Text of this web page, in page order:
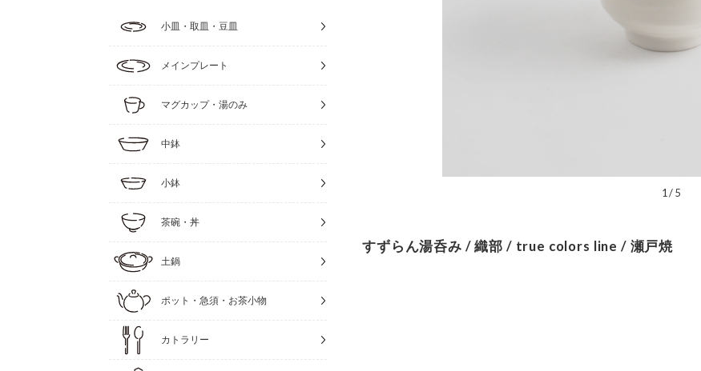
1 /5
すずらん湯呑み / 織部 / true colors line / 瀬戸焼
小皿・取皿・豆皿
メインプレート
マグカップ・湯のみ
中鉢
小鉢
茶碗・丼
土鍋
ポット・急須・お茶小物
カトラリー